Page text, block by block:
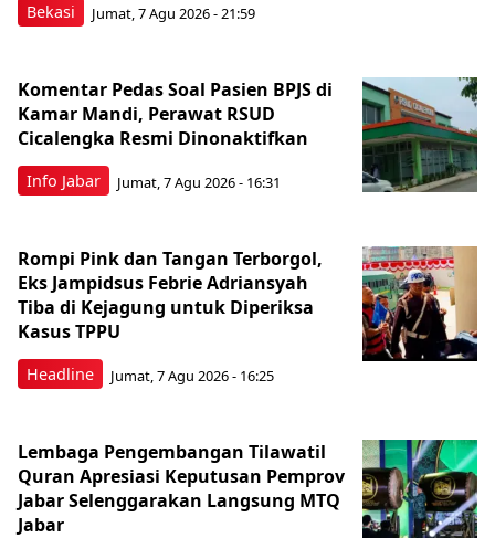
Bekasi Jumat, 7 Agu 2026 - 21:59
Info Jabar
Komentar Pedas Soal Pasien BPJS di
Kamar Mandi, Perawat RSUD
Cicalengka Resmi Dinonaktifkan
Jumat, 7 Agu 2026 - 16:31
Headline
Rompi Pink dan Tangan Terborgol,
Eks Jampidsus Febrie Adriansyah
Tiba di Kejagung untuk Diperiksa
Kasus TPPU
Jumat, 7 Agu 2026 - 16:25
Lembaga Pengembangan Tilawatil
Quran Apresiasi Keputusan Pemprov
Jabar Selenggarakan Langsung MTQ
Jabar